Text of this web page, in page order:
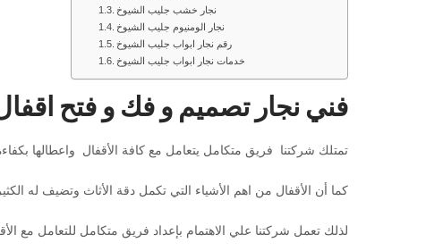
نجار خشب جليب الشيوخ
نجار الومنيوم جليب الشيوخ
رقم نجار ابواب جليب الشيوخ
خدمات نجار ابواب جليب الشيوخ
فني نجار تصميم و فك و فتح
تمتلك شركتنا فريق متكامل يتعامل مع كافة الأقفال واعطالها
كما أن الأقفال من اهم الأشياء التي تكمل دقة الأثاث وتضيف له
لذلك تعمل شركتنا علي الاهتمام بإعداد فريق متكامل للتعامل مع